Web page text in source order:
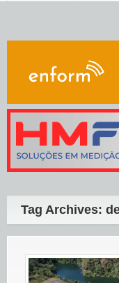
Tag Archives: